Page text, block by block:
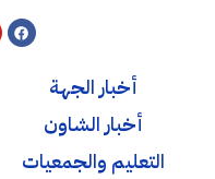
أخبار الجهة
أخبار الشاون
التعليم والجمعيات